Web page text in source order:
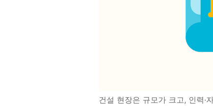
건설 현장은 규모가 크고, 인력·